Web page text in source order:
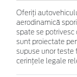
Oferiţi
aerodinamică
spate se potrivesc
sunt proiectate
supuse unor teste
cerinţele legale